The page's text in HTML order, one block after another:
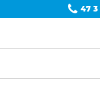
47 3